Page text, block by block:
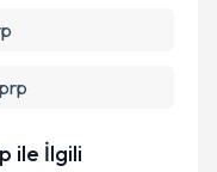
ile İlgili